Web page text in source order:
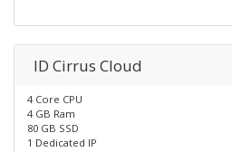
ID Cirrus Cloud
4 Core CPU
4 GB Ram
80 GB SSD
1 Dedicated IP